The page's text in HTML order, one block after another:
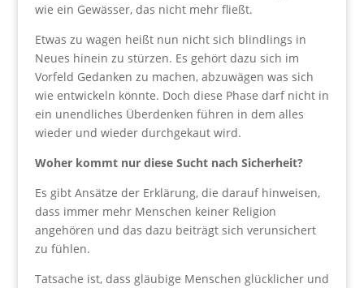
wie ein Gewässer, das nicht mehr fließt.
Etwas zu wagen heißt nun nicht sich blindlings in
Neues hinein zu stürzen. Es gehört dazu sich im
Vorfeld Gedanken zu machen, abzuwägen was sich
wie entwickeln könnte. Doch diese Phase darf nicht in
ein unendliches Überdenken führen in dem alles
wieder und wieder durchgekaut wird.
Woher kommt nur diese Sucht nach Sicherheit?
Es gibt Ansätze der Erklärung, die darauf hinweisen,
dass immer mehr Menschen keiner Religion
angehören und das dazu beiträgt sich verunsichert
zu fühlen.
Tatsache ist, dass gläubige Menschen glücklicher und